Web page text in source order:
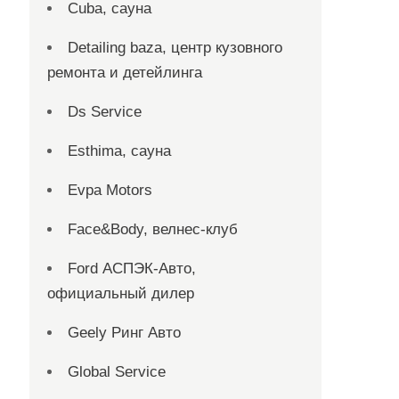
Cuba, сауна
Detailing baza, центр кузовного
ремонта и детейлинга
Ds Service
Esthima, сауна
Evpa Motors
Face&Body, велнес-клуб
Ford АСПЭК-Авто,
официальный дилер
Geely Ринг Авто
Global Service